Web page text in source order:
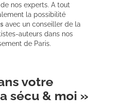
nos experts. A tout
la possibilité
avec un conseiller de la
auteurs dans nos
de Paris.
votre
sécu & moi »